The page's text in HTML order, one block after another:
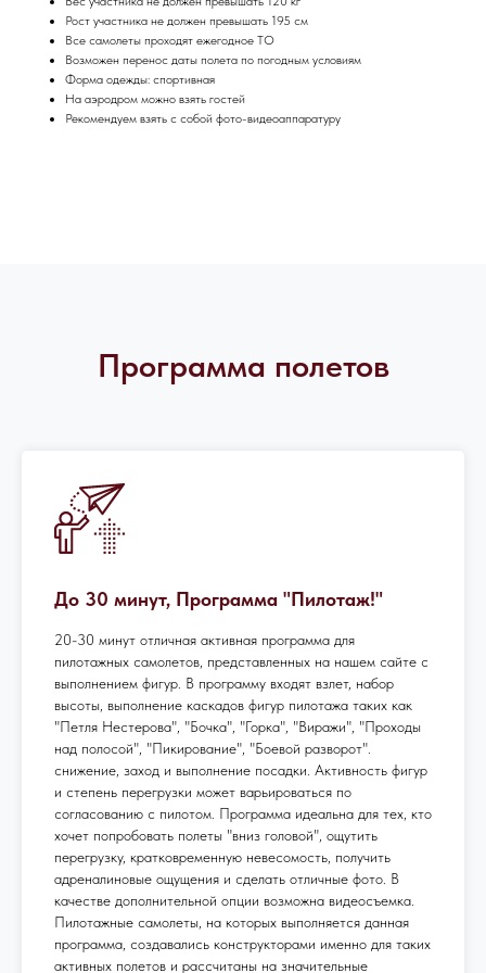
Рост участника не должен превышать 195 см
Все самолеты проходят ежегодное ТО
Возможен перенос даты полета по погодным условиям
Форма одежды: спортивная
На аэродром можно взять гостей
Рекомендуем взять с собой фото-видеоаппаратуру
Программа полетов
До 30 минут, Программа "Пилотаж!"
20-30 минут отличная активная программа для
пилотажных самолетов, представленных на нашем сайте с
выполнением фигур. В программу входят взлет, набор
высоты, выполнение каскадов фигур пилотажа таких как
"Петля Нестерова", "Бочка", "Горка", "Виражи", "Проходы
над полосой", "Пикирование", "Боевой разворот".
снижение, заход и выполнение посадки. Активность фигур
и степень перегрузки может варьироваться по
согласованию с пилотом. Программа идеальна для тех, кто
хочет попробовать полеты "вниз головой", ощутить
перегрузку, кратковременную невесомость, получить
адреналиновые ощущения и сделать отличные фото. В
качестве дополнительной опции возможна видеосъемка.
Пилотажные самолеты, на которых выполняется данная
программа, создавались конструкторами именно для таких
активных полетов и рассчитаны на значительные